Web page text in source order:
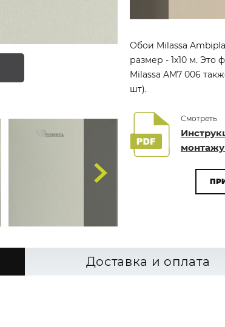
Обои Milassa
размер - 1x10 м. Это
Milassa AM7 006
шт).
Смотреть
Доставка и оплата